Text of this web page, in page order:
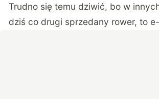
Trudno się temu dziwić, bo w
dziś co drugi sprzedany rower, to